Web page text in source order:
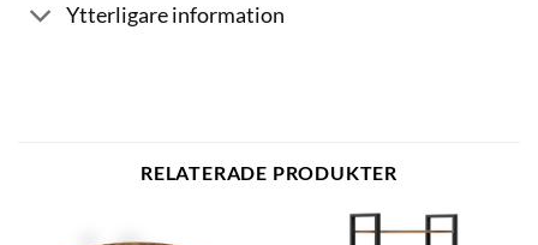
Ytterligare information
RELATERADE PRODUKTER